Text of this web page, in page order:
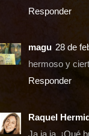
Responder
magu 28 de
hermoso y
Responder
Raquel
Ja ja ja, ¡Qué